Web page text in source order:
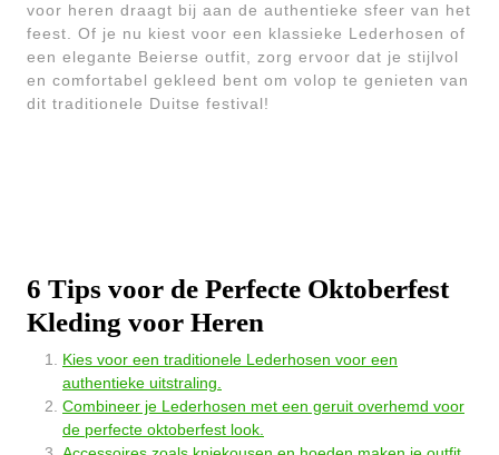
voor heren draagt bij aan de authentieke sfeer van het
feest. Of je nu kiest voor een klassieke Lederhosen of
een elegante Beierse outfit, zorg ervoor dat je stijlvol
en comfortabel gekleed bent om volop te genieten van
dit traditionele Duitse festival!
6 Tips voor de Perfecte Oktoberfest
Kleding voor Heren
Kies voor een traditionele Lederhosen voor een
authentieke uitstraling.
Combineer je Lederhosen met een geruit overhemd voor
de perfecte oktoberfest look.